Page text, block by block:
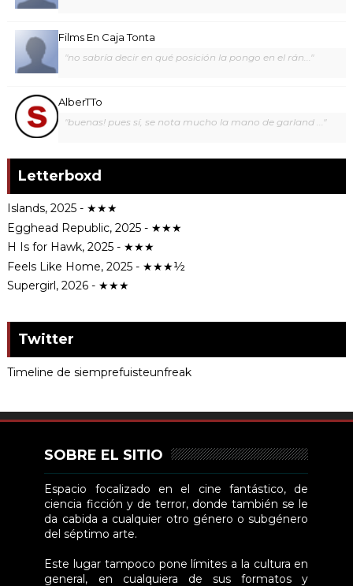
Films En Caja Tonta
"no sabría decir en qué posición la pongo en el rán..."
AlberTTo
"buenas! pues sí, se nota mucho la mano de garland ..."
Letterboxd
Islands, 2025 - ★★★
Egghead Republic, 2025 - ★★★
H Is for Hawk, 2025 - ★★★
Feels Like Home, 2025 - ★★★½
Supergirl, 2026 - ★★★
Twitter
Timeline de siemprefuisteunfreak
SOBRE EL SITIO
Espacio focalizado en el cine fantástico, de
ciencia ficción y de terror, donde también se le
da cabida a cualquier otro género o subgénero
del séptimo arte.
Este lugar tampoco pone límites a la cultura en
general, en cualquiera de sus formatos y